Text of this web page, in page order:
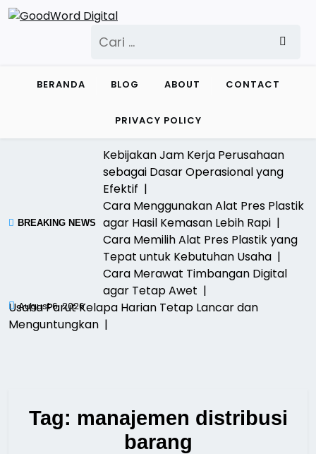
Skip
to
untuk:
BERANDA BLOG ABOUT CONTACT
PRIVACY POLICY
BREAKING NEWS
Kebijakan Jam Kerja Perusahaan
sebagai Dasar Operasional yang
Efektif |
Cara Menggunakan Alat Pres Plastik
agar Hasil Kemasan Lebih Rapi |
Cara Memilih Alat Pres Plastik yang
Tepat untuk Kebutuhan Usaha |
Cara Merawat Timbangan Digital
agar Tetap Awet |
Usaha Parut Kelapa Harian Tetap Lancar dan
Menguntungkan |
August 6, 2026
Tag: manajemen distribusi
barang